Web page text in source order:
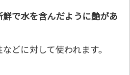
鮮で水を含んだように艶があ
どに対して使われます。